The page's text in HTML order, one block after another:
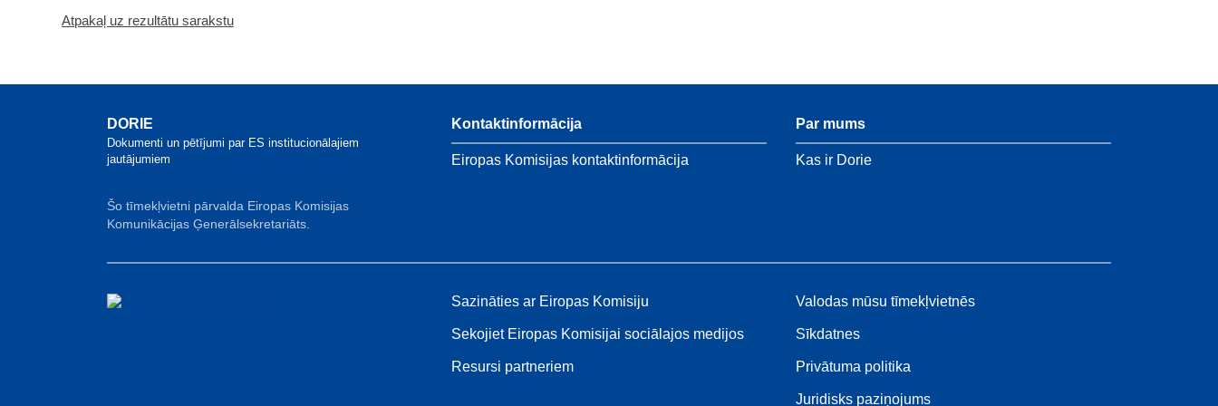
Atpakaļ uz rezultātu sarakstu
DORIE
Dokumenti un pētījumi par ES institucionālajiem
jautājumiem
Šo tīmekļvietni pārvalda Eiropas Komisijas
Komunikācijas Ģenerālsekretariāts.
Kontaktinformācija
Eiropas Komisijas kontaktinformācija
Par mums
Kas ir Dorie
Sazināties ar Eiropas Komisiju
Sekojiet Eiropas Komisijai sociālajos medijos
Resursi partneriem
Valodas mūsu tīmekļvietnēs
Sīkdatnes
Privātuma politika
Juridisks paziņojums